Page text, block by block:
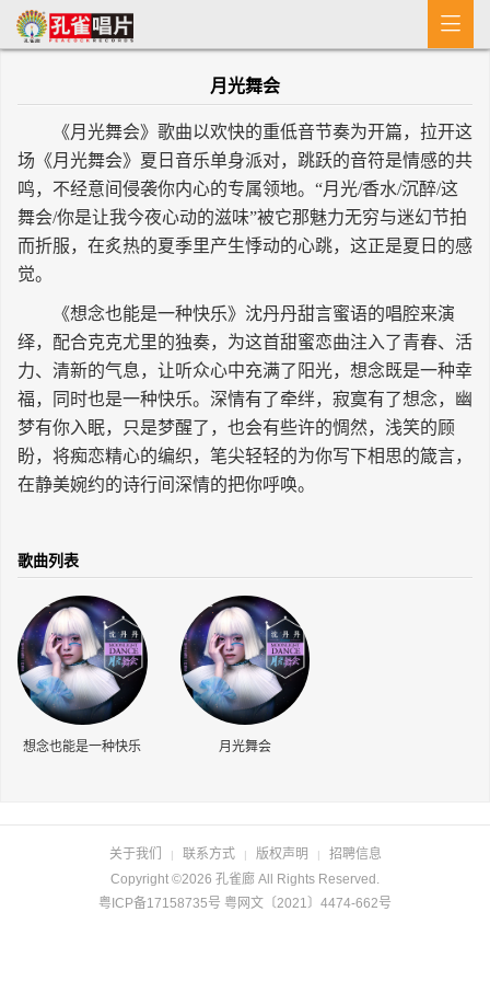
首 页
MV
新闻
艺人介绍
专辑
收歌

月光舞会
《月光舞会》歌曲以欢快的重低音节奏为开篇，拉开这
场《月光舞会》夏日音乐单身派对，跳跃的音符是情感的共
鸣，不经意间侵袭你内心的专属领地。“月光/香水/沉醉/这
舞会/你是让我今夜心动的滋味”被它那魅力无穷与迷幻节拍
而折服，在炙热的夏季里产生悸动的心跳，这正是夏日的感
觉。
《想念也能是一种快乐》沈丹丹甜言蜜语的唱腔来演
绎，配合克克尤里的独奏，为这首甜蜜恋曲注入了青春、活
力、清新的气息，让听众心中充满了阳光，想念既是一种幸
福，同时也是一种快乐。深情有了牵绊，寂寞有了想念，幽
梦有你入眠，只是梦醒了，也会有些许的惆然，浅笑的顾
盼，将痴恋精心的编织，笔尖轻轻的为你写下相思的箴言，
在静美婉约的诗行间深情的把你呼唤。
歌曲列表
想念也能是一种快乐 月光舞会
关于我们 联系方式 版权声明
招聘信息
Copyright ©2026 孔雀廊 All Rights Reserved.
粤ICP备17158735号 粤网文〔2021〕4474-662号